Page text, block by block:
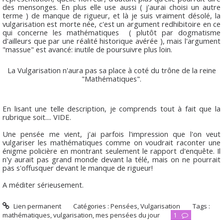
des mensonges. En plus elle use aussi ( j'aurai choisi un autre
terme ) de manque de rigueur, et là je suis vraiment désolé, la
vulgarisation est morte née, c'est un argument redhibitoire en ce
qui concerne les mathématiques ( plutôt par dogmatisme
d'ailleurs que par une réalité historique avérée ), mais l'argument
"massue" est avancé: inutile de poursuivre plus loin.
La Vulgarisation n'aura pas sa place à coté du trône de la reine
"Mathématiques".
En lisant une telle description, je comprends tout à fait que la
rubrique soit.... VIDE.
Une pensée me vient, j'ai parfois l'impression que l'on veut
vulgariser les mathématiques comme on voudrait raconter une
énigme policière en montrant seulement le rapport d'enquête. Il
n'y aurait pas grand monde devant la télé, mais on ne pourrait
pas s'offusquer devant le manque de rigueur!
A méditer sérieusement.
Lien permanent Catégories :Pensées,Vulgarisation
Tags :
mathématiques,vulgarisation,mes pensées du jour 1